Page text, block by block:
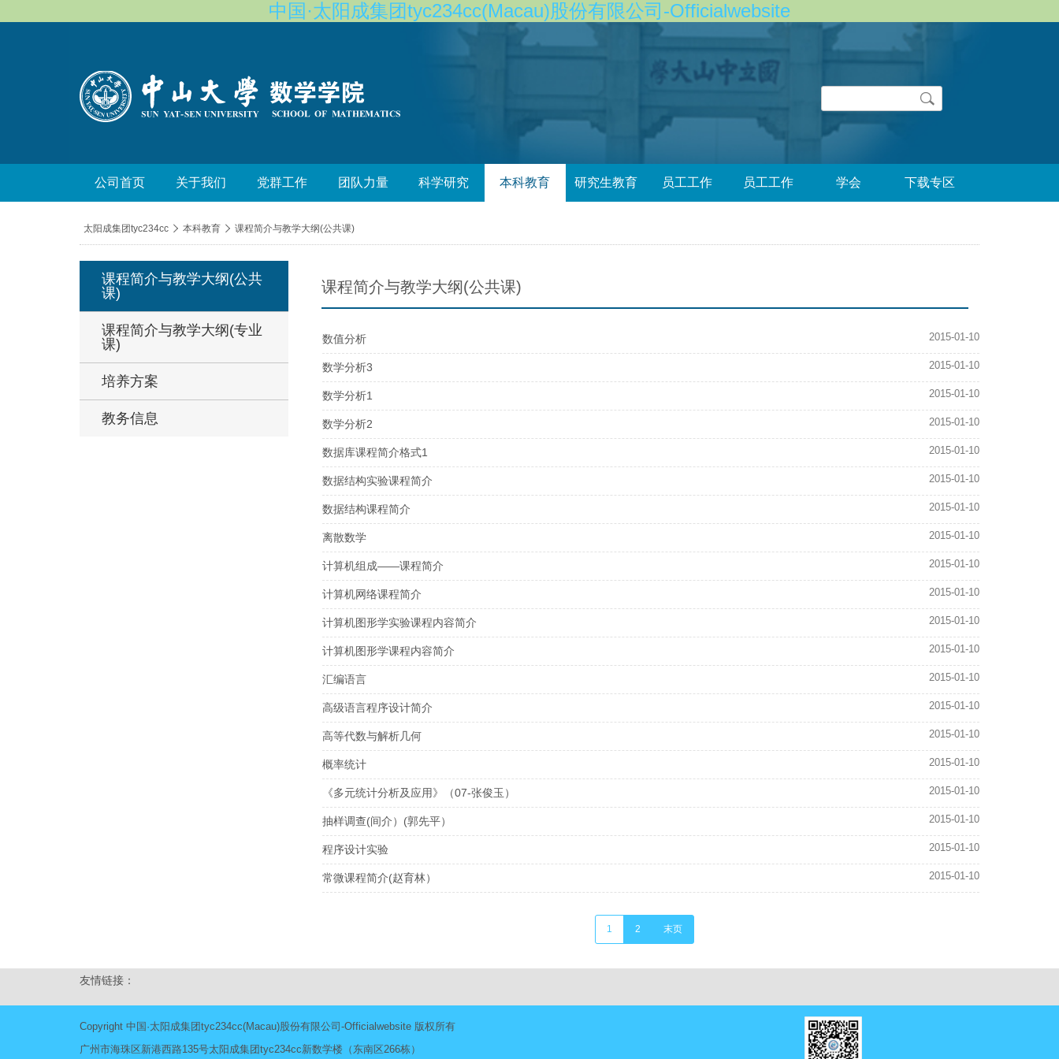
中国·太阳成集团tyc234cc(Macau)股份有限公司-Officialwebsite
公司首页 关于我们 党群工作 团队力量 科学研究 本科教育 研究生教育 员工工作 员工工作 学会 下载专区
导
航
痕
太阳成集团tyc234cc  本科教育  课程简介与教学大纲(公共课)
课程简介与教学大纲(公共
课)
课程简介与教学大纲(专业
课)
培养方案
教务信息
课程简介与教学大纲(公共课)
2015-01-10
数值分析
2015-01-10
数学分析3
2015-01-10
数学分析1
2015-01-10
数学分析2
2015-01-10
数据库课程简介格式1
2015-01-10
数据结构实验课程简介
2015-01-10
数据结构课程简介
2015-01-10
离散数学
2015-01-10
计算机组成——课程简介
2015-01-10
计算机网络课程简介
2015-01-10
计算机图形学实验课程内容简介
2015-01-10
计算机图形学课程内容简介
2015-01-10
汇编语言
2015-01-10
高级语言程序设计简介
2015-01-10
高等代数与解析几何
2015-01-10
概率统计
2015-01-10
《多元统计分析及应用》（07-张俊玉）
2015-01-10
抽样调查(间介）(郭先平）
2015-01-10
程序设计实验
2015-01-10
常微课程简介(赵育林）
当
前
1
页
面
2
末
页
末页
友情链接：
Copyright 中国·太阳成集团tyc234cc(Macau)股份有限公司-Officialwebsite 版权所有
广州市海珠区新港西路135号太阳成集团tyc234cc新数学楼（东南区266栋）